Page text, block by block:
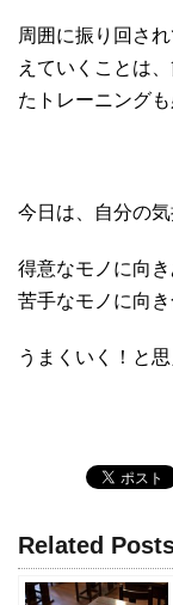
周囲に振り回さ
えていくことは
たトレーニングも
今日は、自分の
得意なモノに向
苦手なモノに向
うまくいく！と
Related